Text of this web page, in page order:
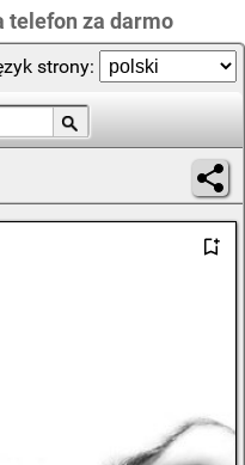
telefon za darmo
strony: